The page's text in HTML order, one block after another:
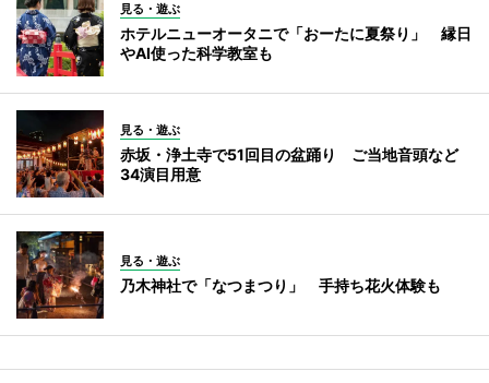
見る・遊ぶ
ホテルニューオータニで「おーたに夏祭り」 縁日
やAI使った科学教室も
見る・遊ぶ
赤坂・浄土寺で51回目の盆踊り ご当地音頭など
34演目用意
見る・遊ぶ
乃木神社で「なつまつり」 手持ち花火体験も